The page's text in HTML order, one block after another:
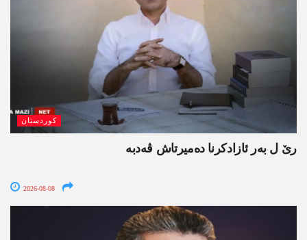
کوردستان
رێ ل بەر ئازادکرنا دەمیرتاش ڤەدبە
2026-08-08